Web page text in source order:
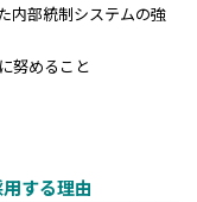
内部統制システムの強
努めること
する理由